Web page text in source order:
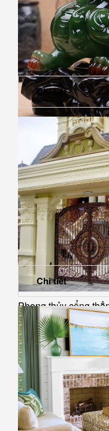
Top 5 vật phẩm
đếm tiền...
Chi tiết
Phong thủy cổng
Chi tiết